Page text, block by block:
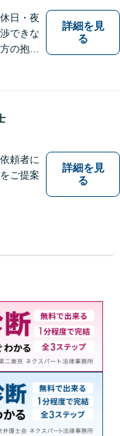
日・夜
できな
の抱え
一度弁
うこと
かけを
もしれ
詳細を見
る
頼者に
ご提案
詳細を見
る